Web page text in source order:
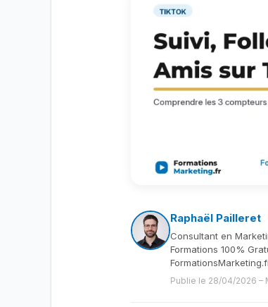
Raphaël Pailleret
Consultant en
Formations 100%
Publie le 28/04/2026 –